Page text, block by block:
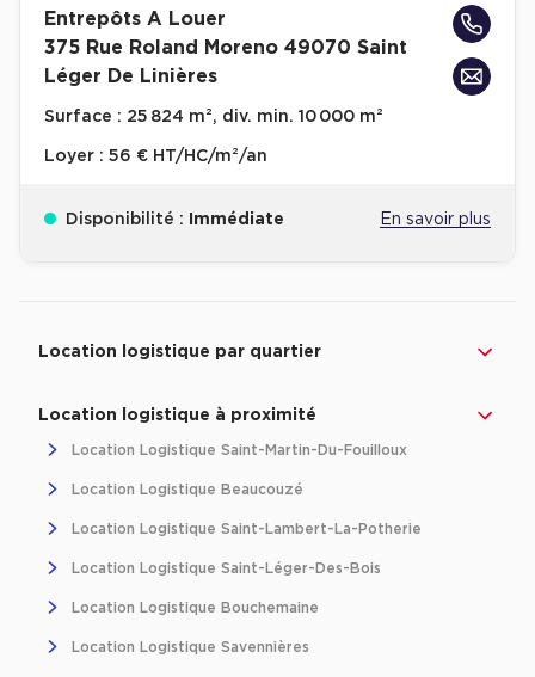
Achat de Bureaux à Rennes
Collections de Bureaux
Hôtels particuliers
Immeuble indépendant
Immeuble de bureaux avec services
Location d'Entrepôts / Activités à Aix-en-Provence
Location d'Entrepôts / Activités à Saint-Priest
Location d'Entrepôts / Activités à Massy
Location d'Entrepôts / Activités à Rennes
Location d'Entrepôts / Activités à Besançon
Entrepôts A Louer
375 Rue Roland Moreno 49070 Saint
Léger De Linières
Surface : 25 824 m², div. min. 10 000 m²
Loyer : 56 € HT/HC/m²/an
Disponibilité : Immédiate En savoir plus
Location logistique par quartier
Location logistique à proximité
Location Logistique Saint-Martin-Du-Fouilloux
Location Logistique Beaucouzé
Location Logistique Saint-Lambert-La-Potherie
Location Logistique Saint-Léger-Des-Bois
Location Logistique Bouchemaine
Location Logistique Savennières